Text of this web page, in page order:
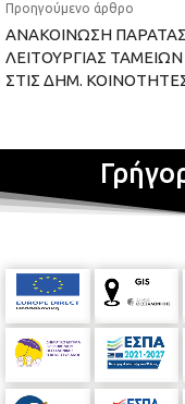
Προηγούμενο άρθρο
ΑΝΑΚΟΙΝΩΣΗ
ΛΕΙΤΟΥΡΓΙΑΣ ΤΑΜΕΙΩΝ
ΣΤΙΣ ΔΗΜ.